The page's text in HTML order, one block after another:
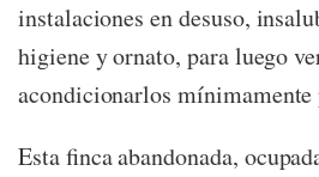
instalaciones en desuso,
higiene y ornato, para luego
acondicionarlos
Esta finca abandonada,